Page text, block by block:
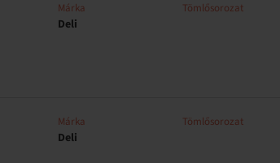
Márka
Deli
Tömlősorozat
Márka
Deli
Tömlősorozat